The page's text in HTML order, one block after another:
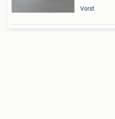
Vorst